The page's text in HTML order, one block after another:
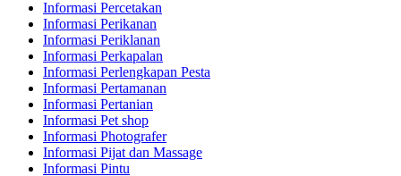
Informasi Percetakan
Informasi Perikanan
Informasi Periklanan
Informasi Perkapalan
Informasi Perlengkapan Pesta
Informasi Pertamanan
Informasi Pertanian
Informasi Pet shop
Informasi Photografer
Informasi Pijat dan Massage
Informasi Pintu